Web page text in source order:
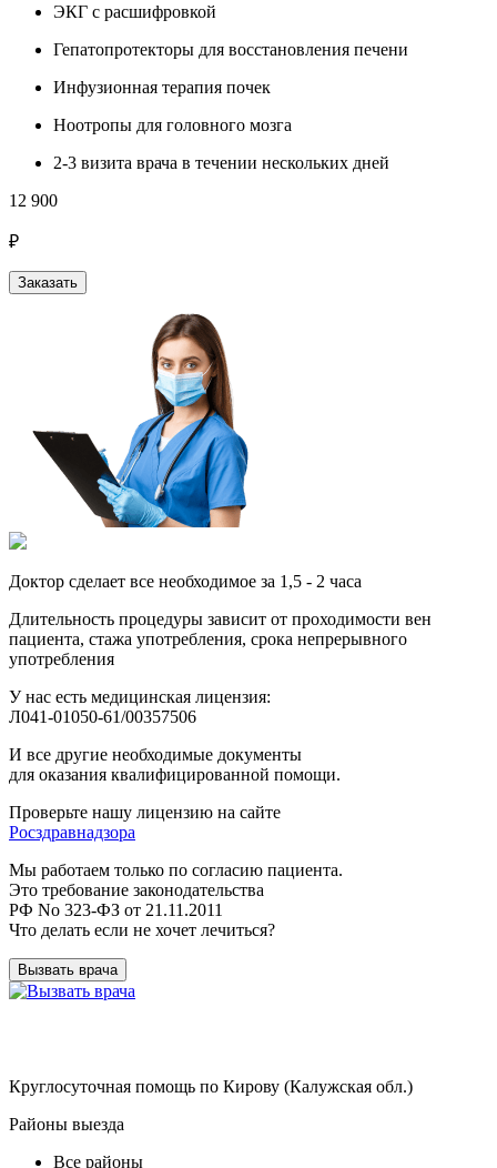
ЭКГ с расшифровкой
Гепатопротекторы для восстановления печени
Инфузионная терапия почек
Ноотропы для головного мозга
2-3 визита врача в течении нескольких дней
12 900
₽
Заказать
Доктор сделает все необходимое за 1,5 - 2 часа
Длительность процедуры зависит от проходимости вен
пациента, стажа употребления, срока непрерывного
употребления
У нас есть медицинская лицензия:
Л041-01050-61/00357506
И все другие необходимые документы
для оказания квалифицированной помощи.
Проверьте нашу лицензию на сайте
Росздравнадзора
Мы работаем только по согласию пациента.
Это требование законодательства
РФ No 323-ФЗ от 21.11.2011
Что делать если не хочет лечиться?
Вызвать врача
Круглосуточная помощь по Кирову (Калужская обл.)
Районы выезда
Все районы